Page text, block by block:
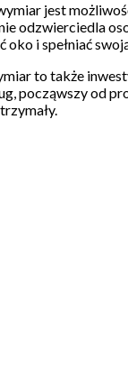
jest
odzwierciedla
i spełniać
to także
począwszy od